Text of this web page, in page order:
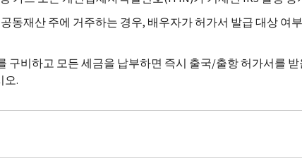
동재산 주에 거주하는 경우, 배우자가 허가서 발급 대상 여
구비하고 모든 세금을 납부하면 즉시 출국/출항 허가서를
오.